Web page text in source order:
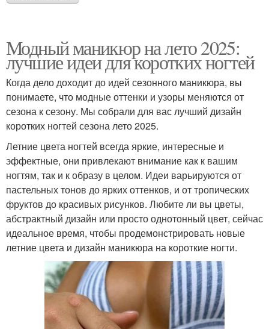
Модный маникюр на лето 2025:
лучшие идеи для коротких ногтей
Когда дело доходит до идей сезонного маникюра, вы
понимаете, что модные оттенки и узоры меняются от
сезона к сезону. Мы собрали для вас лучший дизайн
коротких ногтей сезона лето 2025.
Летние цвета ногтей всегда яркие, интересные и
эффектные, они привлекают внимание как к вашим
ногтям, так и к образу в целом. Идеи варьируются от
пастельных тонов до ярких оттенков, и от тропических
фруктов до красивых рисунков. Любите ли вы цветы,
абстрактный дизайн или просто однотонный цвет, сейчас
идеальное время, чтобы продемонстрировать новые
летние цвета и дизайн маникюра на короткие ногти.